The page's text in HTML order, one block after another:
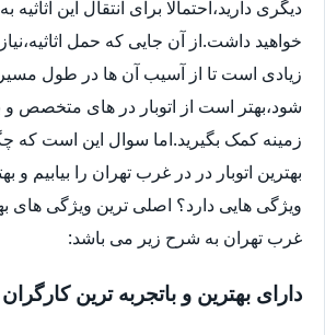
دیگری دارید،احتمالا برای انتقال این اثاثیه به
خواهید داشت.از آن جایی که حمل
زیادی است تا از آسیب آن ها در طول
شود،بهتر است از اتوبار در های متخصص و
زمینه کمک بگیرید.اما سوال این است که
بهترین اتوبار در در غرب تهران را بیابیم و
ویژگی هایی دارد؟ اصلی ترین ویژگی های
غرب تهران به شرح زیر می باشد:
دارای بهترین و باتجربه ترین